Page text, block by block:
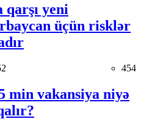
qarşı yeni
üçün risklər
454
min vakansiya niyə